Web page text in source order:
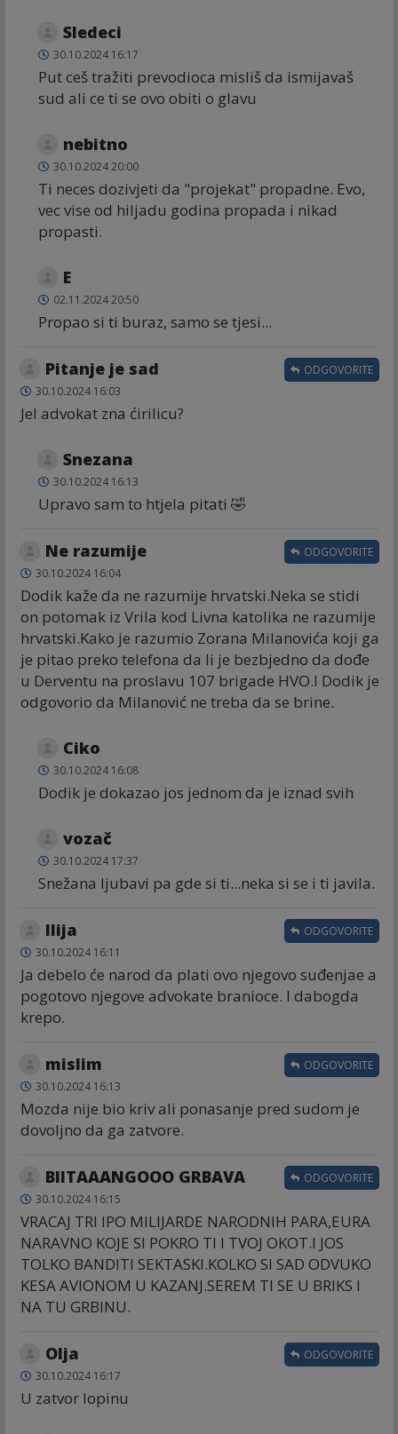
Sledeci
30.10.2024 16:17
Put ceš tražiti prevodioca misliš da ismijavaš
sud ali ce ti se ovo obiti o glavu
nebitno
30.10.2024 20:00
Ti neces dozivjeti da "projekat" propadne. Evo,
vec vise od hiljadu godina propada i nikad
propasti.
E
02.11.2024 20:50
Propao si ti buraz, samo se tjesi...
Pitanje je sad
30.10.2024 16:03
Jel advokat zna ćirilicu?
ODGOVORITE
Snezana
30.10.2024 16:13
Upravo sam to htjela pitati 🤣
Ne razumije
30.10.2024 16:04
Dodik kaže da ne razumije hrvatski.Neka se stidi
on potomak iz Vrila kod Livna katolika ne razumije
hrvatski.Kako je razumio Zorana Milanovića koji ga
je pitao preko telefona da li je bezbjedno da dođe
u Derventu na proslavu 107 brigade HVO.I Dodik je
odgovorio da Milanović ne treba da se brine.
ODGOVORITE
Ciko
30.10.2024 16:08
Dodik je dokazao jos jednom da je iznad svih
vozač
30.10.2024 17:37
Snežana ljubavi pa gde si ti...neka si se i ti javila.
Ilija
30.10.2024 16:11
Ja debelo će narod da plati ovo njegovo suđenjae a
pogotovo njegove advokate branioce. I dabogda
krepo.
ODGOVORITE
mislim
30.10.2024 16:13
Mozda nije bio kriv ali ponasanje pred sudom je
dovoljno da ga zatvore.
ODGOVORITE
BIITAAANGOOO GRBAVA
30.10.2024 16:15
VRACAJ TRI IPO MILIJARDE NARODNIH PARA,EURA
NARAVNO KOJE SI POKRO TI I TVOJ OKOT.I JOS
TOLKO BANDITI SEKTASKI.KOLKO SI SAD ODVUKO
KESA AVIONOM U KAZANJ.SEREM TI SE U BRIKS I
NA TU GRBINU.
ODGOVORITE
Olja
30.10.2024 16:17
U zatvor lopinu
ODGOVORITE